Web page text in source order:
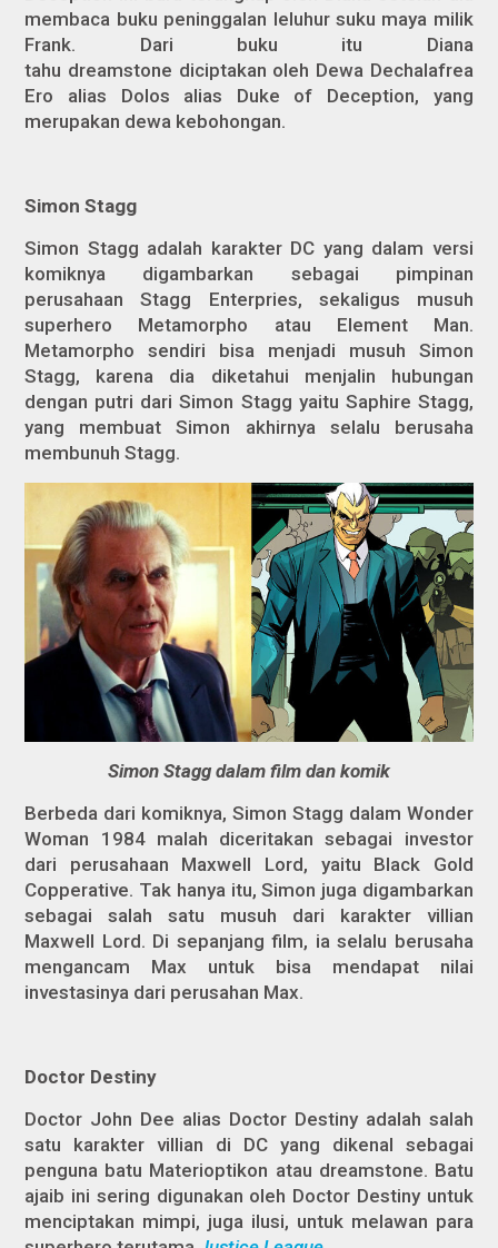
membaca buku peninggalan leluhur suku maya milik
Frank. Dari buku itu Diana
tahu dreamstone diciptakan oleh Dewa Dechalafrea
Ero alias Dolos alias Duke of Deception, yang
merupakan dewa kebohongan.
Simon Stagg
Simon Stagg adalah karakter DC yang dalam versi
komiknya digambarkan sebagai pimpinan
perusahaan Stagg Enterpries, sekaligus musuh
superhero Metamorpho atau Element Man.
Metamorpho sendiri bisa menjadi musuh Simon
Stagg, karena dia diketahui menjalin hubungan
dengan putri dari Simon Stagg yaitu Saphire Stagg,
yang membuat Simon akhirnya selalu berusaha
membunuh Stagg.
Simon Stagg dalam film dan komik
Berbeda dari komiknya, Simon Stagg dalam Wonder
Woman 1984 malah diceritakan sebagai investor
dari perusahaan Maxwell Lord, yaitu Black Gold
Copperative. Tak hanya itu, Simon juga digambarkan
sebagai salah satu musuh dari karakter villian
Maxwell Lord. Di sepanjang film, ia selalu berusaha
mengancam Max untuk bisa mendapat nilai
investasinya dari perusahan Max.
Doctor Destiny
Doctor John Dee alias Doctor Destiny adalah salah
satu karakter villian di DC yang dikenal sebagai
penguna batu Materioptikon atau dreamstone. Batu
ajaib ini sering digunakan oleh Doctor Destiny untuk
menciptakan mimpi, juga ilusi, untuk melawan para